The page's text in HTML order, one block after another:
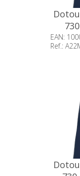
EAN:
Ref.:
stuks